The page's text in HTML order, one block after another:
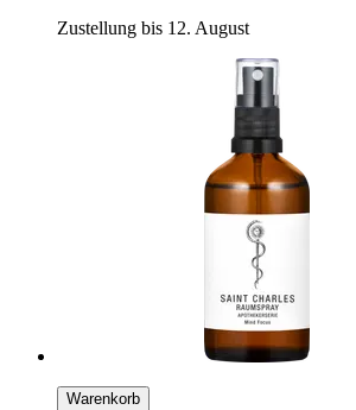
Zustellung bis 12. August
Warenkorb